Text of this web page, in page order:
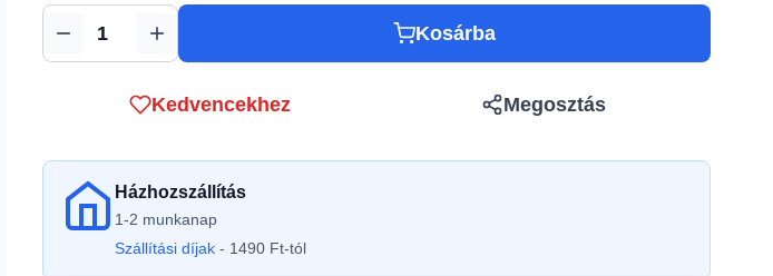
Mennyiség Kosárba
Kedvencekhez Megosztás
Házhozszállítás
1-2 munkanap
Szállítási díjak - 1490 Ft-tól